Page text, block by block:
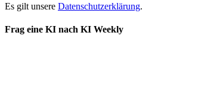
Es gilt unsere Datenschutzerklärung.
Frag eine KI nach KI Weekly